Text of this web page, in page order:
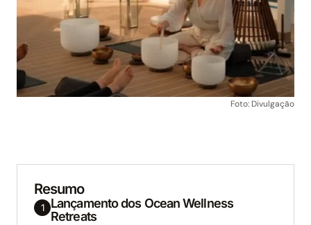
Foto: Divulgação
Resumo
1
Lançamento dos Ocean Wellness
Retreats